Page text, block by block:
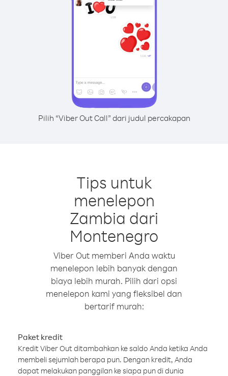
Pilih “Viber Out Call” dari judul percakapan
Tips untuk
menelepon
Zambia dari
Montenegro
Viber Out memberi Anda waktu
menelepon lebih banyak dengan
biaya lebih murah. Pilih dari opsi
menelepon kami yang fleksibel dan
bertarif murah:
Paket kredit
Kredit Viber Out ditambahkan ke saldo Anda ketika Anda
membeli sejumlah berapa pun. Dengan kredit, Anda
dapat melakukan panggilan ke siapa pun di dunia